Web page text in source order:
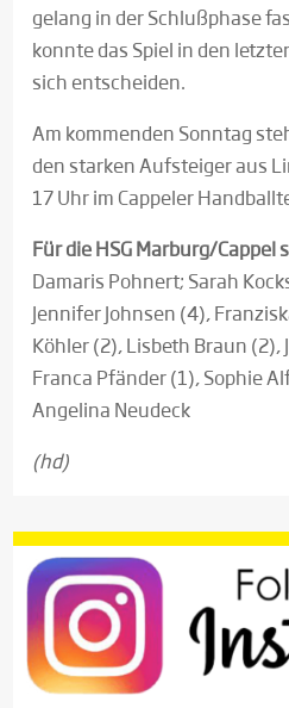
gelang in der Schlußphase
konnte das Spiel in den
sich entscheiden.
Am kommenden Sonntag
den starken Aufsteiger aus
17 Uhr im Cappeler
Für die HSG Marburg/Cappel
Damaris Pohnert; Sarah
Jennifer Johnsen (4),
Köhler (2), Lisbeth Braun (2),
Franca Pfänder (1), Sophie
Angelina Neudeck
(hd)